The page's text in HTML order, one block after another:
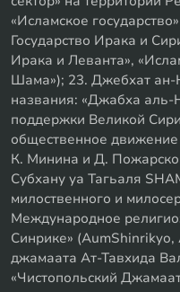
«Исламское
Государство Ирака и
Ирака и Леванта»,
Шама»); 23. Джебхат ан-
названия: «Джабха
поддержки Великой
общественное
К. Минина и Д.
Субхану уа Тагьаля
милоственного и
Международное
Синрике»
джамаата Ат-Тавхида
«Чистопольский